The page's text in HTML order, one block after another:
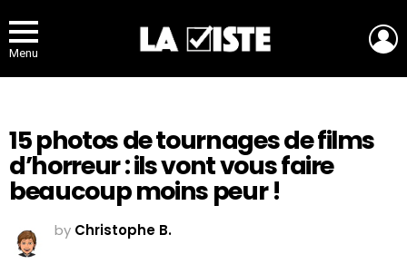
Menu
15 photos de tournages de films
d’horreur : ils vont vous faire
beaucoup moins peur !
by Christophe B.